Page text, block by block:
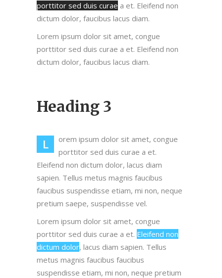
porttitor sed duis curae a et. Eleifend non
dictum dolor, faucibus lacus diam.
Lorem ipsum dolor sit amet, congue
porttitor sed duis curae a et. Eleifend non
dictum dolor, faucibus lacus diam.
Heading 3
L
orem ipsum dolor sit amet, congue
porttitor sed duis curae a et.
Eleifend non dictum dolor, lacus diam
sapien. Tellus metus magnis faucibus
faucibus suspendisse etiam, mi non, neque
pretium saepe, suspendisse vel.
Lorem ipsum dolor sit amet, congue
porttitor sed duis curae a et. Eleifend non
dictum dolor, lacus diam sapien. Tellus
metus magnis faucibus faucibus
suspendisse etiam, mi non, neque pretium